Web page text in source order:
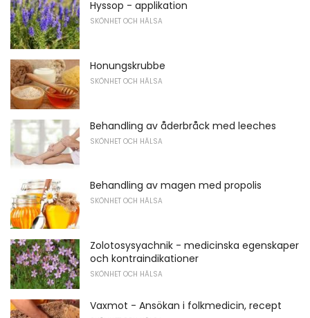
Hyssop - applikation
SKÖNHET OCH HÄLSA
Honungskrubbe
SKÖNHET OCH HÄLSA
Behandling av åderbråck med leeches
SKÖNHET OCH HÄLSA
Behandling av magen med propolis
SKÖNHET OCH HÄLSA
Zolotosysyachnik - medicinska egenskaper
och kontraindikationer
SKÖNHET OCH HÄLSA
Vaxmot - Ansökan i folkmedicin, recept